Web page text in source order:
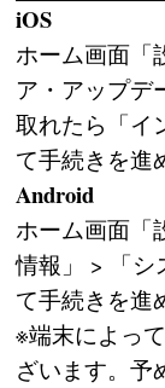
iOS
ホーム画面「
ア・アップデ
取れたら「イ
て手続きを進
Android
ホーム画面「
情報」 > 「シ
て手続きを進
※端末によっ
ざいます。予